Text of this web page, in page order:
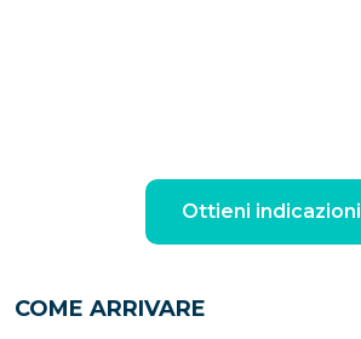
Ottieni indicazioni
COME ARRIVARE